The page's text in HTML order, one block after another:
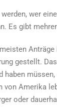
wer
Es gibt
Anträge
gestellt.
haben
von Amerika
oder